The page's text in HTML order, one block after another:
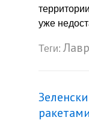
уже
Теги:
ракетами